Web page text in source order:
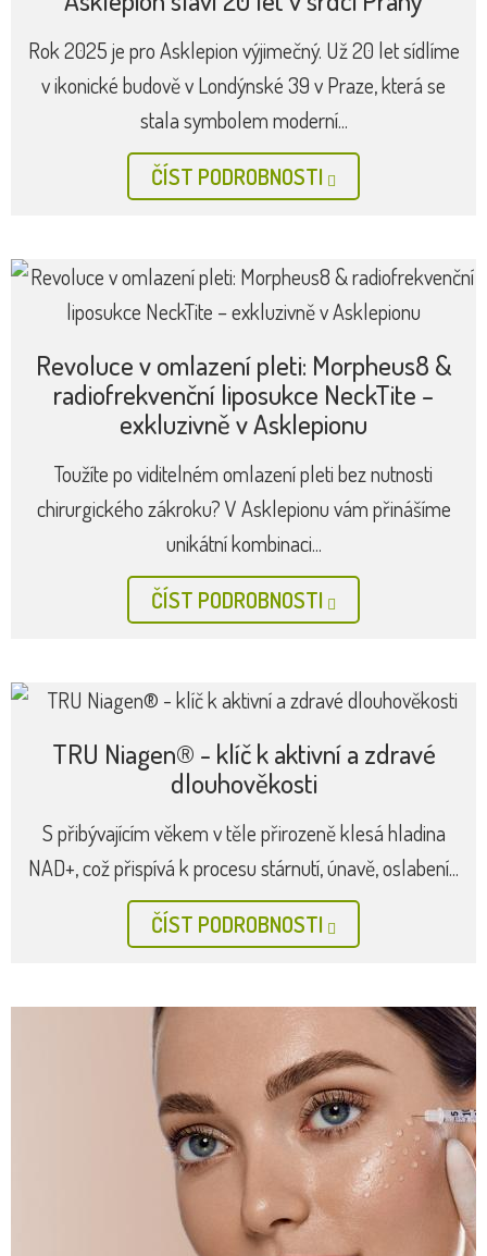
Rok 2025 je pro Asklepion výjimečný. Už 20 let sídlíme
v ikonické budově v Londýnské 39 v Praze, která se
stala symbolem moderní...
ČÍST PODROBNOSTI
Revoluce v omlazení pleti: Morpheus8 &
radiofrekvenční liposukce NeckTite –
exkluzivně v Asklepionu
Toužíte po viditelném omlazení pleti bez nutnosti
chirurgického zákroku? V Asklepionu vám přinášíme
unikátní kombinaci...
ČÍST PODROBNOSTI
TRU Niagen® - klíč k aktivní a zdravé
dlouhověkosti
S přibývajícím věkem v těle přirozeně klesá hladina
NAD+, což přispívá k procesu stárnutí, únavě, oslabení...
ČÍST PODROBNOSTI